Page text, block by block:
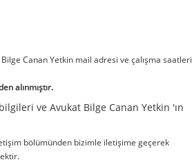
Canan Yetkin mail adresi ve çalışma saatleri
alınmıştır.
ve Avukat Bilge Canan Yetkin 'ın
bölümünden bizimle iletişime geçerek